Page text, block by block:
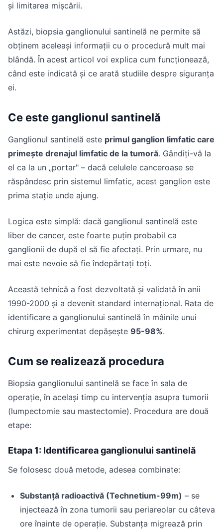
și limitarea mișcării.
Astăzi, biopsia ganglionului santinelă ne permite să
obținem aceleași informații cu o procedură mult mai
blândă. În acest articol voi explica cum funcționează,
când este indicată și ce arată studiile despre siguranța
ei.
Ce este ganglionul santinelă
Ganglionul santinelă este primul ganglion limfatic care
primește drenajul limfatic de la tumoră. Gândiți-vă la
el ca la un „portar" – dacă celulele canceroase se
răspândesc prin sistemul limfatic, acest ganglion este
prima stație unde ajung.
Logica este simplă: dacă ganglionul santinelă este
liber de cancer, este foarte puțin probabil ca
ganglionii de după el să fie afectați. Prin urmare, nu
mai este nevoie să fie îndepărtați toți.
Această tehnică a fost dezvoltată și validată în anii
1990-2000 și a devenit standard internațional. Rata de
identificare a ganglionului santinelă în mâinile unui
chirurg experimentat depășește 95-98%.
Cum se realizează procedura
Biopsia ganglionului santinelă se face în sala de
operație, în același timp cu intervenția asupra tumorii
(lumpectomie sau mastectomie). Procedura are două
etape:
Etapa 1: Identificarea ganglionului santinelă
Se folosesc două metode, adesea combinate:
Substanță radioactivă (Technetium-99m) – se
injectează în zona tumorii sau periareolar cu câteva
ore înainte de operație. Substanța migrează prin